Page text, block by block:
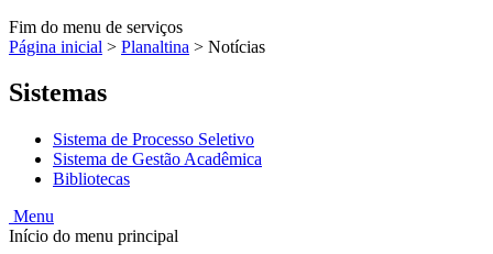
Fim do menu de serviços
Página inicial > Planaltina > Notícias
Sistemas
Sistema de Processo Seletivo
Sistema de Gestão Acadêmica
Bibliotecas
Menu
Início do menu principal